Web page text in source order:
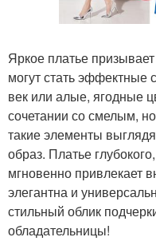
Яркое платье
могут стать эффектные
век или алые, ягодные
сочетании со смелым,
такие элементы
образ. Платье
мгновенно привлекает
элегантна и
стильный облик
обладательницы!